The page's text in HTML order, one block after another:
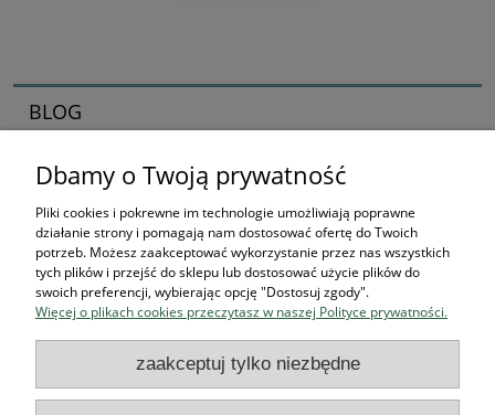
BLOG
Zaczynamy kolekcjonerska przygodę
16-04-2026 , Stworek
Jak zacząć kolekcjonować
figurki? Przewodnik dla
przyszłych bohaterów
Dbamy o Twoją prywatność
Pliki cookies i pokrewne im technologie umożliwiają poprawne
działanie strony i pomagają nam dostosować ofertę do Twoich
potrzeb. Możesz zaakceptować wykorzystanie przez nas wszystkich
tych plików i przejść do sklepu lub dostosować użycie plików do
swoich preferencji, wybierając opcję "Dostosuj zgody".
Więcej o plikach cookies przeczytasz w naszej Polityce prywatności.
zaakceptuj tylko niezbędne